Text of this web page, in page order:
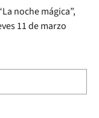
noche mágica”,
11 de marzo